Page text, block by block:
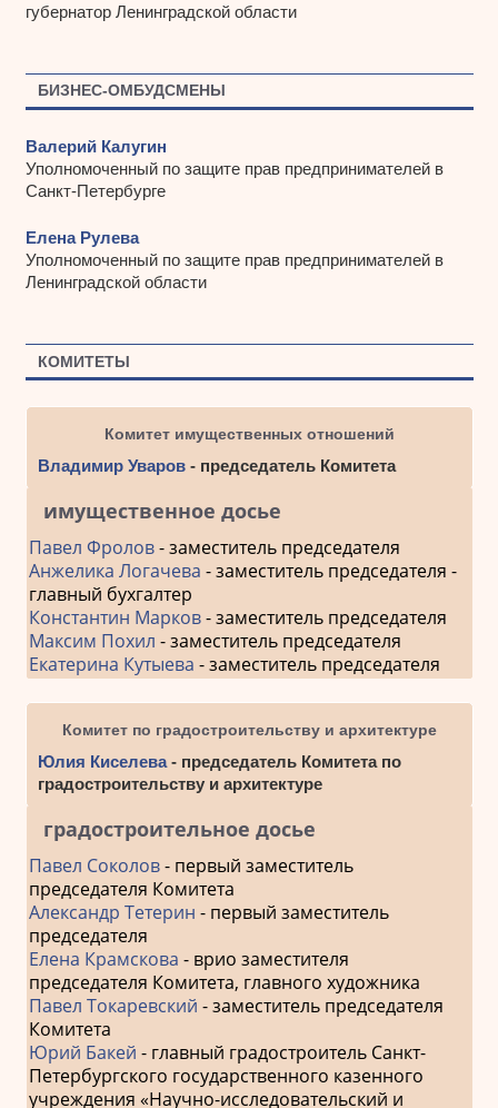
губернатор Ленинградской области
БИЗНЕС-ОМБУДСМЕНЫ
Валерий Калугин
Уполномоченный по защите прав предпринимателей в
Санкт-Петербурге
Елена Рулева
Уполномоченный по защите прав предпринимателей в
Ленинградской области
КОМИТЕТЫ
Комитет имущественных отношений
Владимир Уваров- председатель Комитета
имущественное досье
Павел Фролов- заместитель председателя
Анжелика Логачева - заместитель председателя -
главный бухгалтер
Константин Марков- заместитель председателя
Максим Похил - заместитель председателя
Екатерина Кутыева - заместитель председателя
Комитет по градостроительству и архитектуре
Юлия Киселева- председатель Комитета по
градостроительству и архитектуре
градостроительное досье
Павел Соколов- первый заместитель
председателя Комитета
Александр Тетерин - первый заместитель
председателя
Елена Крамскова - врио заместителя
председателя Комитета, главного художника
Павел Токаревский - заместитель председателя
Комитета
Юрий Бакей - главный градостроитель Санкт-
Петербургского государственного казенного
учреждения «Научно-исследовательский и